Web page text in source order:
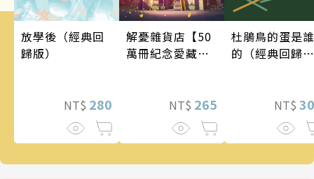
放學後（經典回
歸版）
NT$ 280
解憂雜貨店【50
萬冊紀念愛藏
NT$ 265
杜鵑鳥的蛋是誰
的（經典回歸
NT$